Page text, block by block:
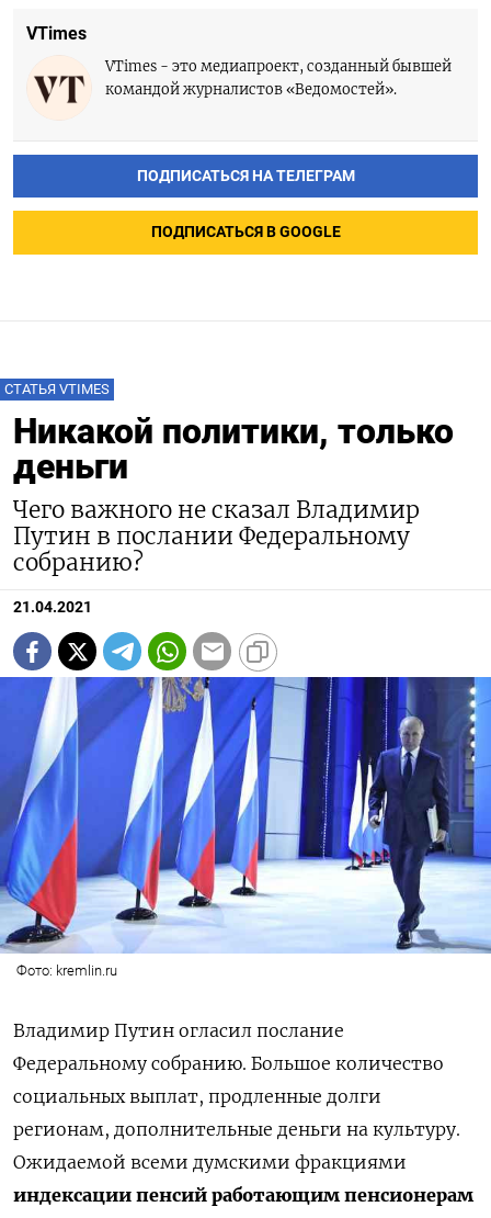
VTimes
VTimes - это медиапроект, созданный бывшей
командой журналистов «Ведомостей».
ПОДПИСАТЬСЯ НА ТЕЛЕГРАМ
ПОДПИСАТЬСЯ В GOOGLE
СТАТЬЯ VTIMES
Никакой политики, только
деньги
Чего важного не сказал Владимир
Путин в послании Федеральному
собранию?
21.04.2021
Фото: kremlin.ru
Владимир Путин огласил послание
Федеральному собранию. Большое количество
социальных выплат, продленные долги
регионам, дополнительные деньги на культуру.
Ожидаемой всеми думскими фракциями
индексации пенсий работающим пенсионерам